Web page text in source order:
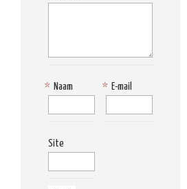
Naam
* E-mail
*
Site